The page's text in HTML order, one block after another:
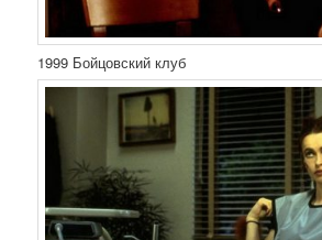
1999 Бойцовский клуб